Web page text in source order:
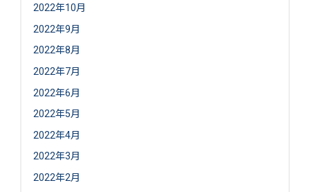
2022年10月
2022年9月
2022年8月
2022年7月
2022年6月
2022年5月
2022年4月
2022年3月
2022年2月